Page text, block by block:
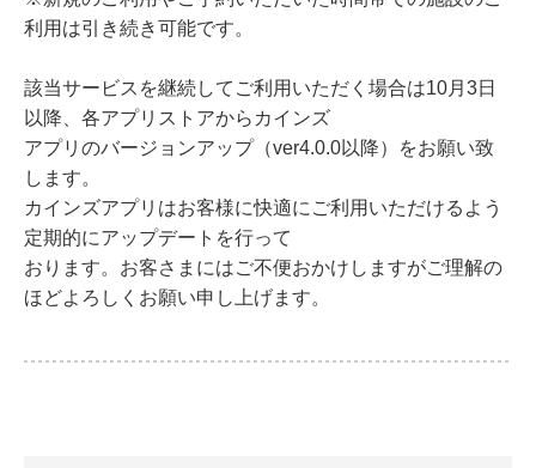
利用は引き続き可能です。
該当サービスを継続してご利用いただく場合は10月3日
以降、各アプリストアからカインズ
アプリのバージョンアップ（ver4.0.0以降）をお願い致
します。
カインズアプリはお客様に快適にご利用いただけるよう
定期的にアップデートを行って
おります。お客さまにはご不便おかけしますがご理解の
ほどよろしくお願い申し上げます。